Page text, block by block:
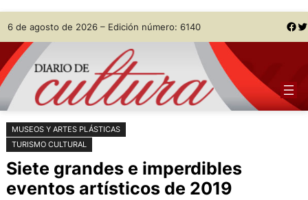
Saltar
al
contenido
Skip
to
content
6 de agosto de 2026 – Edición número: 6140 Facebook Twitter
MUSEOS Y ARTES PLÁSTICAS
TURISMO CULTURAL
Siete grandes e imperdibles
eventos artísticos de 2019